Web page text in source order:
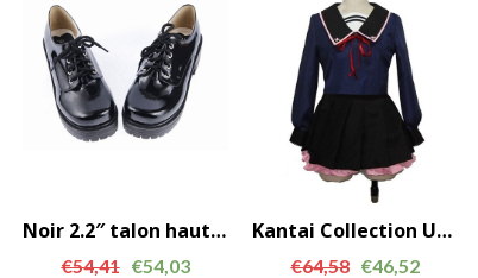
Noir 2.2″ talon haut mignon ronde en cuir verni Toe style militaire Plate-forme Filles Chaussures Lolita LF0064
€54,41 €54,03
Kantai Collection Uzuki cosplay costume GC0027
€64,58 €46,52